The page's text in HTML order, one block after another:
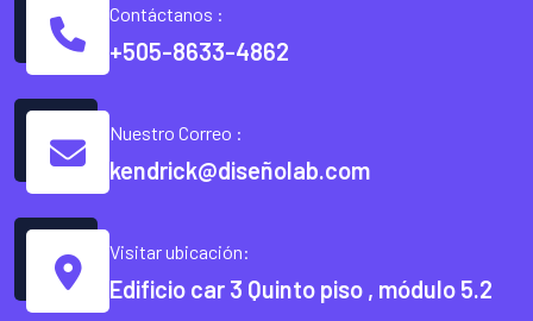
Contáctanos :
+505-8633-4862
Nuestro Correo :
kendrick@diseñolab.com
Visitar ubicación:
Edificio car 3 Quinto piso , módulo 5.2